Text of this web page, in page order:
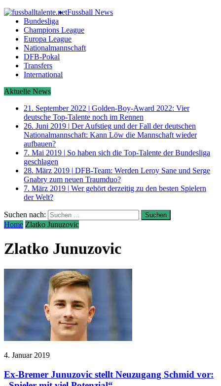
Fussball News
Bundesliga
Champions League
Europa League
Nationalmannschaft
DFB-Pokal
Transfers
International
Aktuelle News
21. September 2022 | Golden-Boy-Award 2022: Vier
deutsche Top-Talente noch im Rennen
26. Juni 2019 | Der Aufstieg und der Fall der deutschen
Nationalmannschaft: Kann Löw die Mannschaft wieder
aufbauen?
7. Mai 2019 | So haben sich die Top-Talente der Bundesliga
geschlagen
28. März 2019 | DFB-Team: Werden Leroy Sane und Serge
Gnabry zum neuen Traumduo?
7. März 2019 | Wer gehört derzeitig zu den besten Spielern
der Welt?
Suchen nach:
Home Zlatko Junuzovic
Zlatko Junuzovic
4. Januar 2019
Ex-Bremer Junuzovic stellt Neuzugang Schmid vor: